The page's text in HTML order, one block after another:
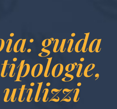
guida
utilizzi